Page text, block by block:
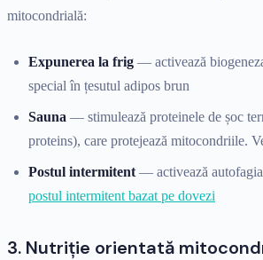
mitocondrială:
Expunerea la frig — activează
special în țesutul adipos brun
Sauna — stimulează proteinele de șoc
proteins), care protejează mitocondriile.
Postul intermitent — activează
postul intermitent bazat pe dovezi
3. Nutriție orientată